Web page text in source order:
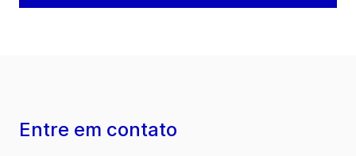
Entre em contato